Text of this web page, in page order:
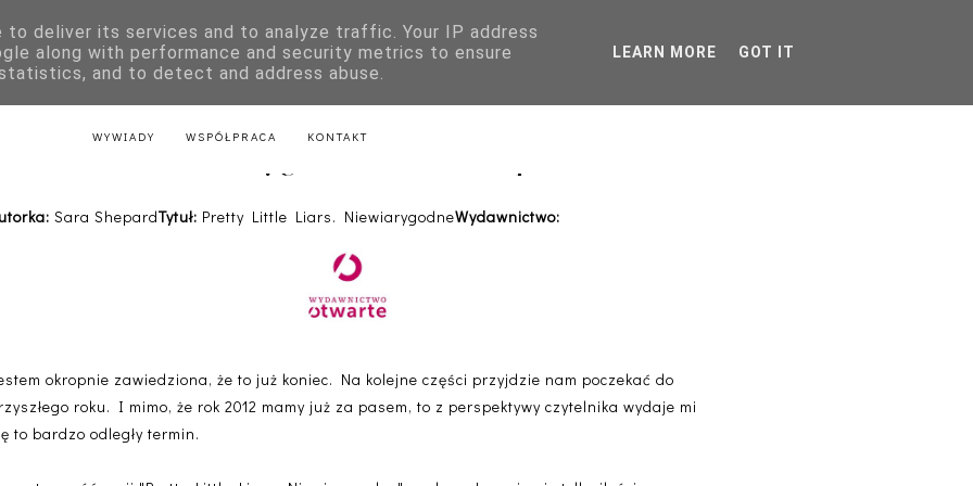
KSIĄŻKI DLA DZIECI LITERATURA POLSKA LITERATURA ZAGRANICZNA
LITERATURA Z PRZEPISAMI
WYWIADY WSPÓŁPRACA KONTAKT
Little Liars. Niewiarygodne - Sara Shepard
Sara ShepardTytuł: Pretty Little Liars. NiewiarygodneWydawnictwo:
okropnie zawiedziona, że to już koniec. Na kolejne części przyjdzie nam poczekać do
roku. I mimo, że rok 2012 mamy już za pasem, to z perspektywy czytelnika wydaje mi
to bardzo odległy termin.
to deliver its services and to analyze traffic. Your IP address
along with performance and security metrics to ensure
and to detect and address abuse.
LEARN MORE GOT IT